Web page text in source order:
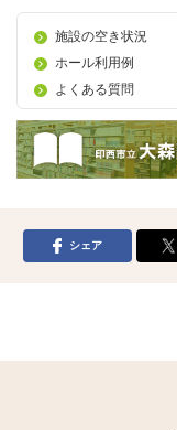
施設の空き状況
ホール利用例
よくある質問
シェア